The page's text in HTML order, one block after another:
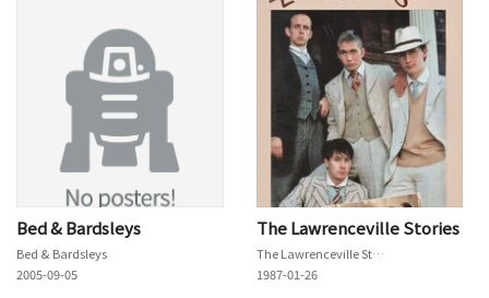
Bed & Bardsleys
Bed & Bardsleys
2005-09-05
The Lawrenceville Stories
The Lawrenceville Stories
1987-01-26